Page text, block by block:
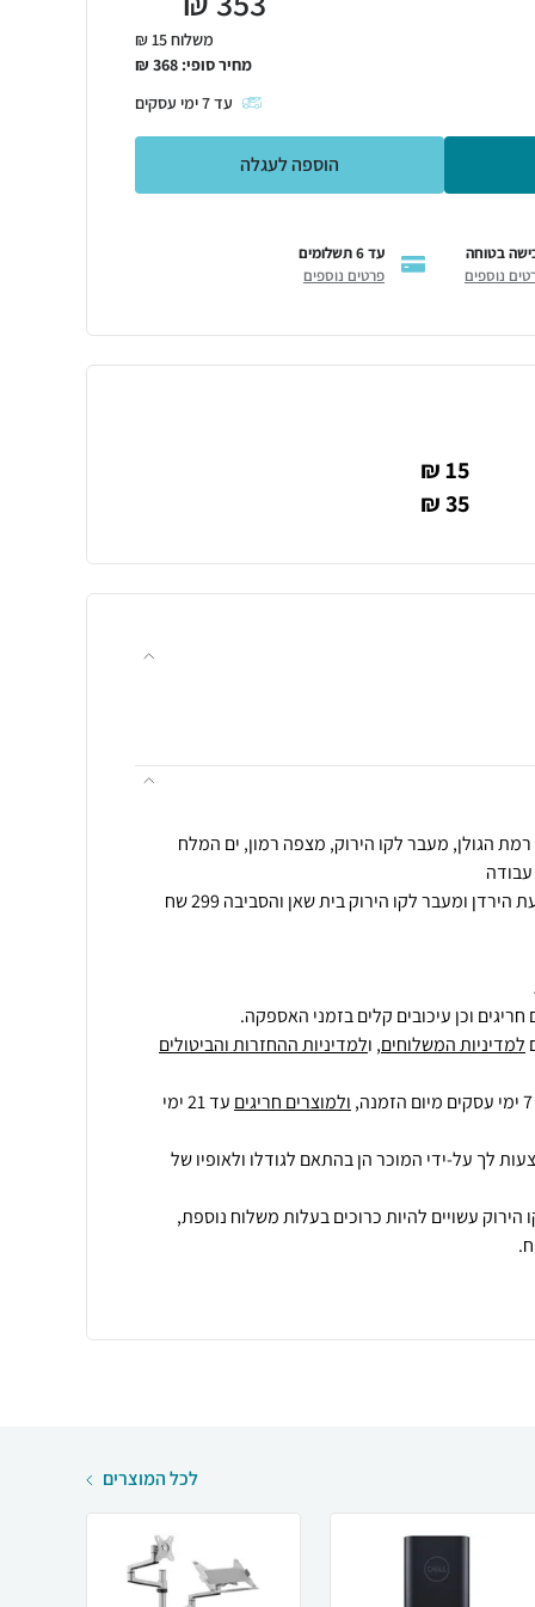
משלוח 15 ₪
מחיר סופי: 368
₪
עד7ימי עסקים
הוספה לעגלה
בטוחה
נוספים
עד 6 תשלומים
פרטים נוספים
15 ₪
35 ₪
הובלה לאזור אילת הערבה ובקעת הירדן ומעבר לקו הירוק בית שאן והסביבה 299 שח
וכן עיכובים קלים בזמני האספקה.
למדיניות המשלוחים, ולמדיניות ההחזרות והביטולים
ולמוצרים חריגים עד 21 ימי
לך על-ידי המוכר הן בהתאם לגודלו ולאופיו של
הירוק עשויים להיות כרוכים בעלות משלוח נוספת,
לכל המוצרים